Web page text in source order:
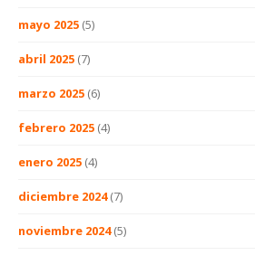
mayo 2025 (5)
abril 2025 (7)
marzo 2025 (6)
febrero 2025 (4)
enero 2025 (4)
diciembre 2024(7)
noviembre 2024(5)